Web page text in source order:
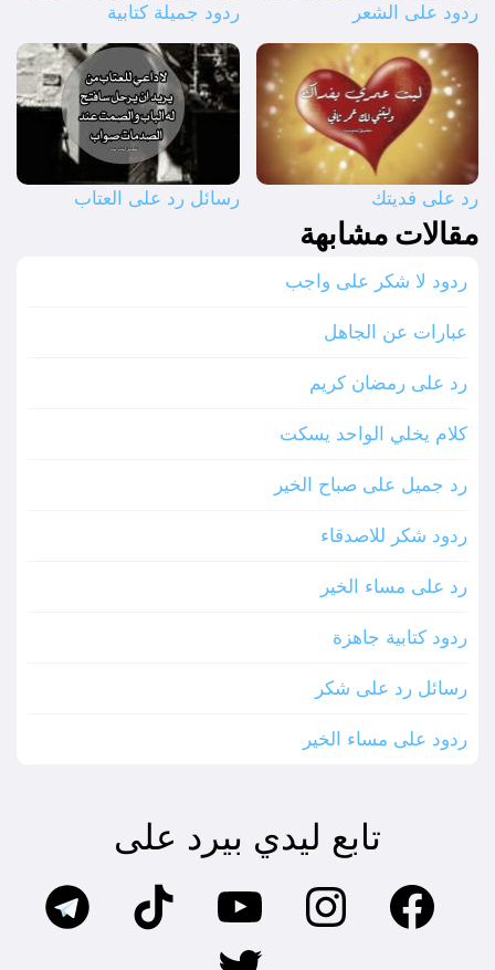
ردود على الشعر ردود جميلة كتابية
رد على فديتك رسائل رد على العتاب
مقالات مشابهة
ردود لا شكر على واجب
عبارات عن الجاهل
رد على رمضان كريم
كلام يخلي الواحد يسكت
رد جميل على صباح الخير
ردود شكر للاصدقاء
رد على مساء الخير
ردود كتابية جاهزة
رسائل رد على شكر
ردود على مساء الخير
تابع ليدي بيرد على